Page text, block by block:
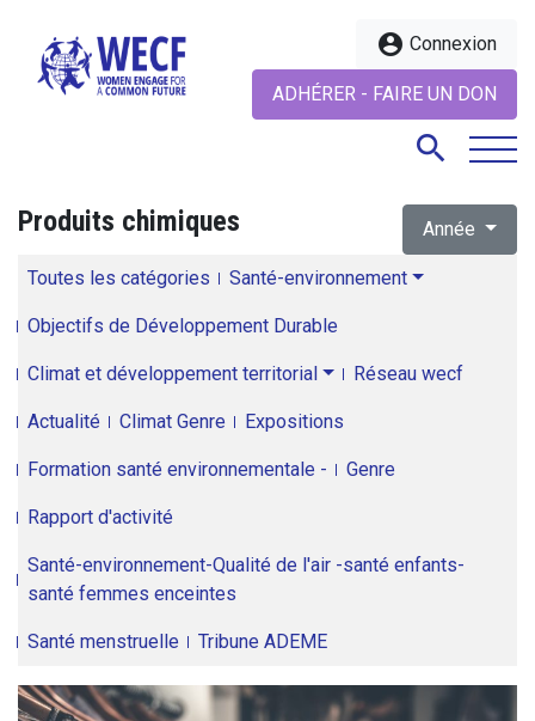
account_circle Connexion
ADHÉRER - FAIRE UN DON
search
Produits chimiques Année
Toutes les catégories Santé-environnement
Objectifs de Développement Durable
Climat et développement territorial Réseau wecf
Actualité Climat Genre Expositions
Formation santé environnementale - Genre
Rapport d'activité
Santé-environnement-Qualité de l'air -santé enfants-
santé femmes enceintes
Santé menstruelle Tribune ADEME